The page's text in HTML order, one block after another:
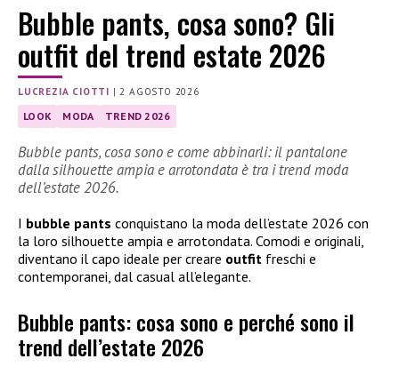
Bubble pants, cosa sono? Gli
outfit del trend estate 2026
LUCREZIA CIOTTI |2 AGOSTO 2026
LOOK MODA TREND 2026
Bubble pants, cosa sono e come abbinarli: il pantalone
dalla silhouette ampia e arrotondata è tra i trend moda
dell’estate 2026.
I bubble pants conquistano la moda dell’estate 2026 con
la loro silhouette ampia e arrotondata. Comodi e originali,
diventano il capo ideale per creare outfit freschi e
contemporanei, dal casual all’elegante.
Bubble pants: cosa sono e perché sono il
trend dell’estate 2026